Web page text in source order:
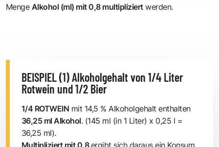
Menge Alkohol (ml) mit 0,8 multipliziert werden.
BEISPIEL (1) Alkoholgehalt von 1/4 Liter
Rotwein und 1/2 Bier
1/4 ROTWEIN mit 14,5 % Alkoholgehalt enthalten
36,25 ml Alkohol. (145 ml (in 1 Liter) x 0,25 l =
36,25 ml).
Multipliziert mit 0,8ergibt sich daraus ein Konsum